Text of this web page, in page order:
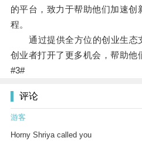
的平台，致力于帮助他们加速创
程。
通过提供全方位的创业生态
创业者打开了更多机会，帮助他
#3#
评论
游客
Horny Shriya called you